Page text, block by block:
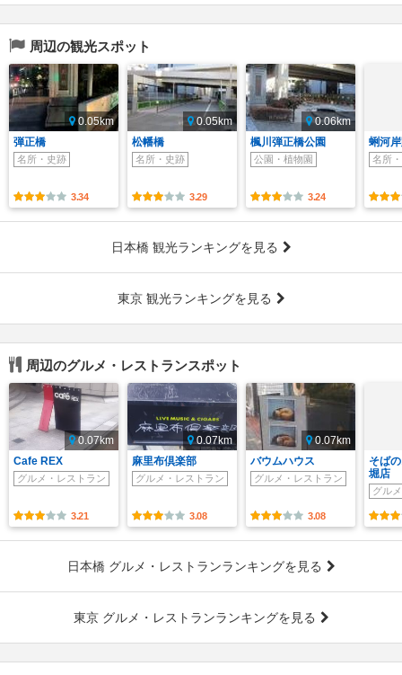
周辺の観光スポット
0.05km
弾正橋
名所・史跡
3.34
0.05km
松幡橋
名所・史跡
3.29
0.06km
楓川弾正橋公園
公園・植物園
3.24
蜊河
名所
日本橋 観光ランキングを見る
東京 観光ランキングを見る
周辺のグルメ・レストランスポット
0.07km
Cafe REX
グルメ・レストラン
3.21
0.07km
麻里布倶楽部
グルメ・レストラン
3.08
0.07km
バウムハウス
グルメ・レストラン
3.08
そば
堀店
グル
日本橋 グルメ・レストランランキングを見る
東京 グルメ・レストランランキングを見る